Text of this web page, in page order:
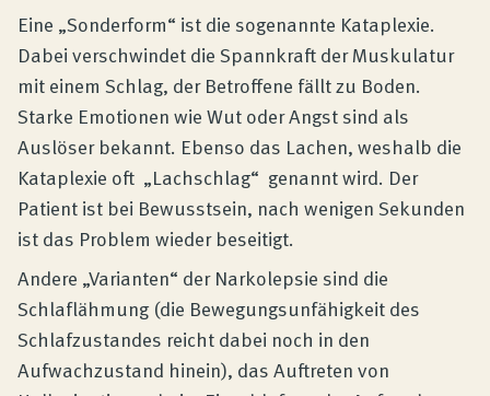
Eine „Sonderform“ ist die sogenannte Kataplexie.
Dabei verschwindet die Spannkraft der Muskulatur
mit einem Schlag, der Betroffene fällt zu Boden.
Starke Emotionen wie Wut oder Angst sind als
Auslöser bekannt. Ebenso das Lachen, weshalb die
Kataplexie oft „Lachschlag“ genannt wird. Der
Patient ist bei Bewusstsein, nach wenigen Sekunden
ist das Problem wieder beseitigt.
Andere „Varianten“ der Narkolepsie sind die
Schlaflähmung (die Bewegungsunfähigkeit des
Schlafzustandes reicht dabei noch in den
Aufwachzustand hinein), das Auftreten von